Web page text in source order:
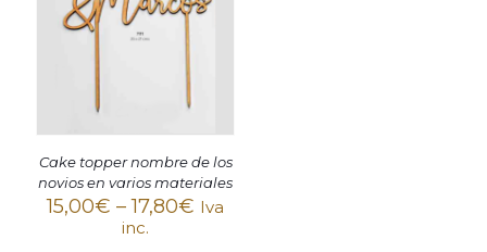
Cake topper nombre de los
novios en varios materiales
15,00€ –17,80€ Iva
inc.